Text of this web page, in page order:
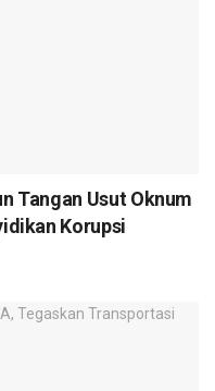
Tangan Usut Oknum
Korupsi